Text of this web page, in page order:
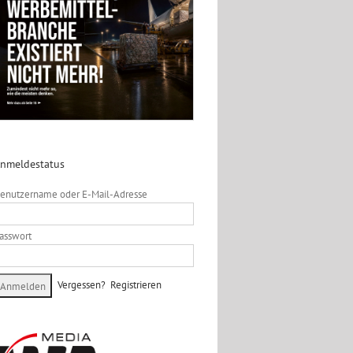
oder E-Mail-Adresse
Vergessen? Registrieren